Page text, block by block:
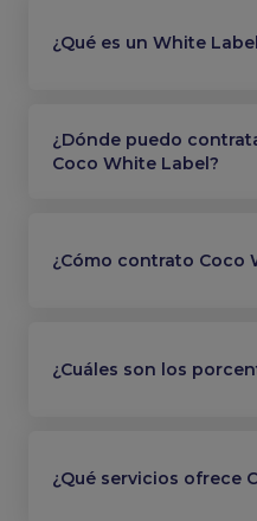
¿Qué es un White
¿Dónde puedo
Coco White Label?
¿Cómo contrato Coco
¿Cuáles son los
¿Qué servicios ofrece